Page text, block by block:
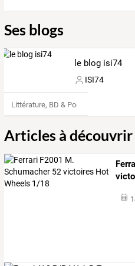
Ses blogs
le blog isi74
ISI74
Littérature, BD & Poésie
Articles à découvrir